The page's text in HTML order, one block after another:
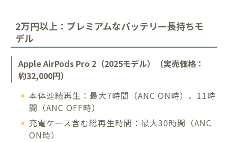
2万円以上：プレミアムなバッテリー長持ちモ
デル
Apple AirPods Pro 2（2025モデル）（実売価格：
約32,000円）
本体連続再生：最大7時間（ANC ON時）、11時
間（ANC OFF時）
充電ケース含む総再生時間：最大30時間（ANC
ON時）